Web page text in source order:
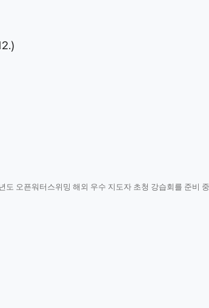
도 오픈워터스위밍 해외 우수 지도자 초청 강습회 를 준비